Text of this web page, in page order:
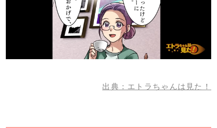
出典：エトラちゃんは見た！